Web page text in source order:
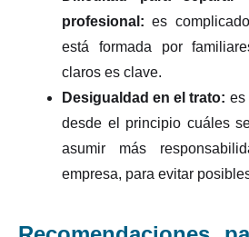
profesional: es
está formada por
claros es clave.
Desigualdad en el trato: es
desde el principio cuáles
asumir más
empresa, para evitar